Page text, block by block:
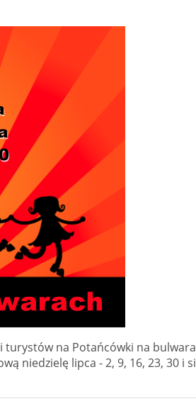
turystów na Potańcówki na
niedzielę lipca - 2, 9, 16, 23, 30 i